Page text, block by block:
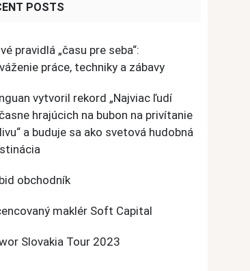
POSTS
pravidlá „času pre seba“:
práce, techniky a zábavy
vytvoril rekord „Najviac ľudí
hrajúcich na bubon na privítanie
a buduje sa ako svetová hudobná
obchodník
maklér Soft Capital
Slovakia Tour 2023